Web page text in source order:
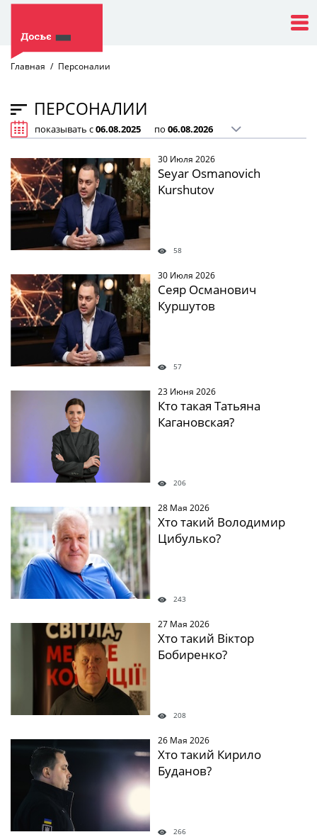
Главная Персоналии
ПЕРСОНАЛИИ
показывать с по
30 Июля 2026
Seyar Osmanovich
Kurshutov
58
30 Июля 2026
Сеяр Османович
Куршутов
57
23 Июня 2026
Кто такая Татьяна
Кагановская?
206
28 Мая 2026
Хто такий Володимир
Цибулько?
243
27 Мая 2026
Хто такий Віктор
Бобиренко?
208
26 Мая 2026
Хто такий Кирило
Буданов?
266